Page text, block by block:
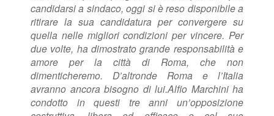
candidarsi a sindaco, oggi si è reso disponibile a
ritirare la sua candidatura per convergere su
quella nelle migliori condizioni per vincere. Per
due volte, ha dimostrato grande responsabilità e
amore per la città di Roma, che non
dimenticheremo. D’altronde Roma e l’Italia
avranno ancora bisogno di lui.Alfio Marchini ha
condotto in questi tre anni un’opposizione